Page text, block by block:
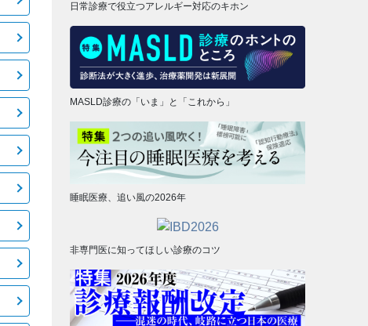
日常診療で役立つアレルギー対応のキホン
MASLD診療の「いま」と「これから」
睡眠医療、追い風の2026年
非専門医に知ってほしい診療のコツ